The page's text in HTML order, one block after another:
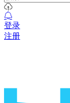
登录
注册